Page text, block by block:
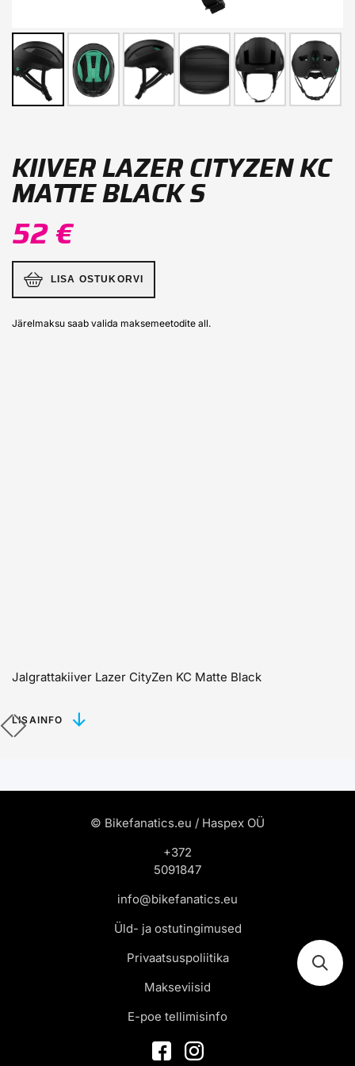
KIIVER LAZER CITYZEN KC
MATTE BLACK S
52 €
LISA OSTUKORVI
Järelmaksu saab valida maksemeetodite all.
Jalgrattakiiver Lazer CityZen KC Matte Black
LISAINFO
© Bikefanatics.eu / Haspex OÜ
+372
5091847
info@bikefanatics.eu
Üld- ja ostutingimused
Privaatsuspoliitika
Makseviisid
E-poe tellimisinfo